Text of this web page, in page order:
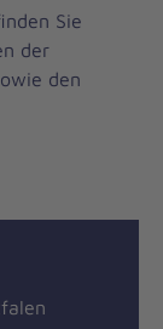
Sie
der
den